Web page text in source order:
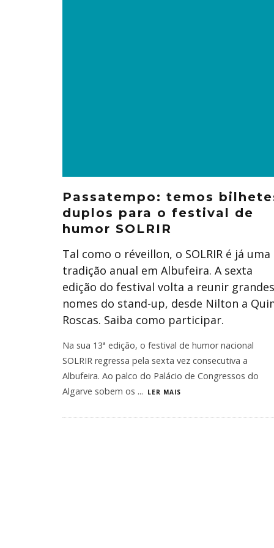
Passatempo: temos
duplos para o festival de
humor SOLRIR
Tal como o réveillon, o SOLRIR é já uma
tradição anual em Albufeira. A sexta
edição do festival volta a reunir grandes
nomes do stand-up, desde Nilton a
Roscas. Saiba como participar.
Na sua 13ª edição, o festival de humor nacional
SOLRIR regressa pela sexta vez consecutiva a
Albufeira. Ao palco do Palácio de Congressos do
Algarve sobem os ... LER MAIS